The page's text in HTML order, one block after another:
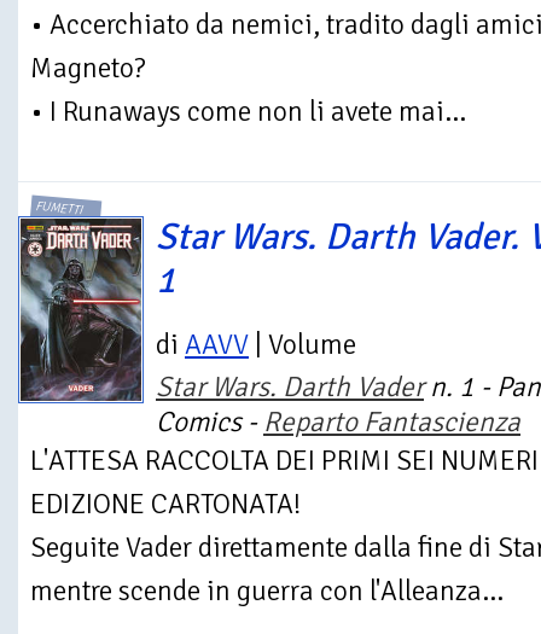
• Accerchiato da nemici, tradito dagli
Magneto?
• I Runaways come non li avete mai...
FUMETTI
Star Wars. Darth Vader.
1
di AAVV | Volume
Star Wars. Darth Vadern. 1 -
Comics - Reparto Fantascienza
L'ATTESA RACCOLTA DEI PRIMI SEI
EDIZIONE CARTONATA!
Seguite Vader direttamente dalla fine di
mentre scende in guerra con l'Alleanza...